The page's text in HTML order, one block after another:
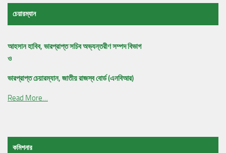
চেয়ারম্যান
আহসান হাবিব, ভারপ্রাপ্ত সচিব অভ্যন্তরীণ সম্পদ বিভাগ
ও
ভারপ্রাপ্ত চেয়ারম্যান, জাতীয় রাজস্ব বোর্ড (এনবিআর)
Read More…
কমিশনার